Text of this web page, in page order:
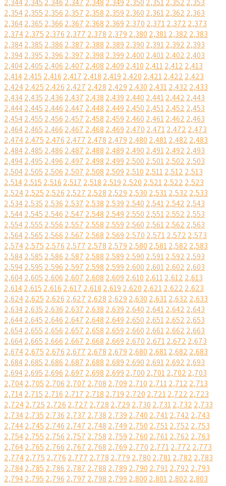
2,3442,345 2,346 2,347 2,348 2,349 2,350 2,3512,352 2,353
2,3542,355 2,356 2,357 2,358 2,359 2,360 2,3612,362 2,363
2,3642,365 2,366 2,367 2,368 2,369 2,370 2,3712,372 2,373
2,3742,375 2,376 2,377 2,378 2,379 2,380 2,3812,382 2,383
2,3842,385 2,386 2,387 2,388 2,389 2,390 2,3912,392 2,393
2,3942,395 2,396 2,397 2,398 2,399 2,400 2,4012,402 2,403
2,4042,405 2,406 2,407 2,408 2,409 2,410 2,4112,412 2,413
2,4142,415 2,416 2,417 2,418 2,419 2,420 2,4212,422 2,423
2,4242,425 2,426 2,427 2,428 2,429 2,430 2,4312,432 2,433
2,4342,435 2,436 2,437 2,438 2,439 2,440 2,4412,442 2,443
2,4442,445 2,446 2,447 2,448 2,449 2,450 2,4512,452 2,453
2,4542,455 2,456 2,457 2,458 2,459 2,460 2,4612,462 2,463
2,4642,465 2,466 2,467 2,468 2,469 2,470 2,4712,472 2,473
2,4742,475 2,476 2,477 2,478 2,479 2,480 2,4812,482 2,483
2,4842,485 2,486 2,487 2,488 2,489 2,490 2,4912,492 2,493
2,4942,495 2,496 2,497 2,498 2,499 2,500 2,5012,502 2,503
2,5042,505 2,506 2,507 2,508 2,509 2,510 2,5112,512 2,513
2,5142,515 2,516 2,517 2,518 2,519 2,520 2,5212,522 2,523
2,5242,525 2,526 2,527 2,528 2,529 2,530 2,5312,532 2,533
2,5342,535 2,536 2,537 2,538 2,539 2,540 2,5412,542 2,543
2,5442,545 2,546 2,547 2,548 2,549 2,550 2,5512,552 2,553
2,5542,555 2,556 2,557 2,558 2,559 2,560 2,5612,562 2,563
2,5642,565 2,566 2,567 2,568 2,569 2,570 2,5712,572 2,573
2,5742,575 2,576 2,577 2,578 2,579 2,580 2,5812,582 2,583
2,5842,585 2,586 2,587 2,588 2,589 2,590 2,5912,592 2,593
2,5942,595 2,596 2,597 2,598 2,599 2,600 2,6012,602 2,603
2,6042,605 2,606 2,607 2,608 2,609 2,610 2,6112,612 2,613
2,6142,615 2,616 2,617 2,618 2,619 2,620 2,6212,622 2,623
2,6242,625 2,626 2,627 2,628 2,629 2,630 2,6312,632 2,633
2,6342,635 2,636 2,637 2,638 2,639 2,640 2,6412,642 2,643
2,6442,645 2,646 2,647 2,648 2,649 2,650 2,6512,652 2,653
2,6542,655 2,656 2,657 2,658 2,659 2,660 2,6612,662 2,663
2,6642,665 2,666 2,667 2,668 2,669 2,670 2,6712,672 2,673
2,6742,675 2,676 2,677 2,678 2,679 2,680 2,6812,682 2,683
2,6842,685 2,686 2,687 2,688 2,689 2,690 2,6912,692 2,693
2,6942,695 2,696 2,697 2,698 2,699 2,700 2,7012,702 2,703
2,7042,705 2,706 2,707 2,708 2,709 2,710 2,7112,712 2,713
2,7142,715 2,716 2,717 2,718 2,719 2,720 2,7212,722 2,723
2,7242,725 2,726 2,727 2,728 2,729 2,730 2,7312,732 2,733
2,7342,735 2,736 2,737 2,738 2,739 2,740 2,7412,742 2,743
2,7442,745 2,746 2,747 2,748 2,749 2,750 2,7512,752 2,753
2,7542,755 2,756 2,757 2,758 2,759 2,760 2,7612,762 2,763
2,7642,765 2,766 2,767 2,768 2,769 2,770 2,7712,772 2,773
2,7742,775 2,776 2,777 2,778 2,779 2,780 2,7812,782 2,783
2,7842,785 2,786 2,787 2,788 2,789 2,790 2,7912,792 2,793
2,7942,795 2,796 2,797 2,798 2,799 2,800 2,8012,802 2,803